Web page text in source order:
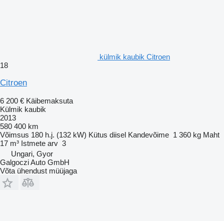
külmik kaubik Citroen
18
Citroen
6 200 € Käibemaksuta
Külmik kaubik
2013
580 400 km
Võimsus 180 h.j. (132 kW) Kütus diisel Kandevõime 1 360 kg Maht
17 m³ Istmete arv 3
Ungari, Gyor
Galgoczi Auto GmbH
Võta ühendust müüjaga